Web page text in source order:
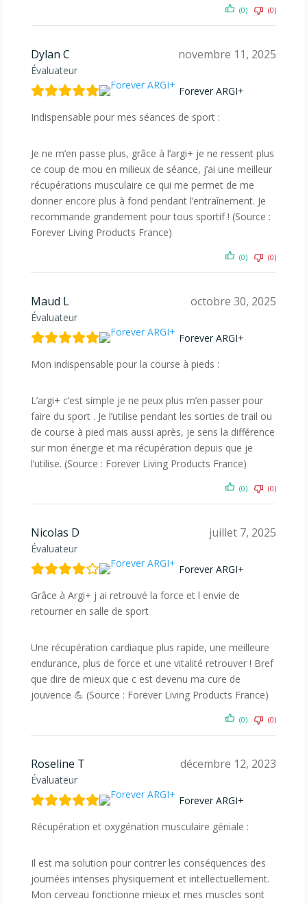
(0) (0)
Dylan C
Évaluateur
novembre 11, 2025
Forever ARGI+
Indispensable pour mes séances de sport :
Je ne m’en passe plus, grâce à l’argi+ je ne ressent plus
ce coup de mou en milieux de séance, j’ai une meilleur
récupérations musculaire ce qui me permet de me
donner encore plus à fond pendant l’entraînement. Je
recommande grandement pour tous sportif ! (Source :
Forever Living Products France)
(0) (0)
Maud L
Évaluateur
octobre 30, 2025
Forever ARGI+
Mon indispensable pour la course à pieds :
L’argi+ c’est simple je ne peux plus m’en passer pour
faire du sport . Je l’utilise pendant les sorties de trail ou
de course à pied mais aussi après, je sens la différence
sur mon énergie et ma récupération depuis que je
l’utilise. (Source : Forever Living Products France)
(0) (0)
Nicolas D
Évaluateur
juillet 7, 2025
Forever ARGI+
Grâce à Argi+ j ai retrouvé la force et l envie de
retourner en salle de sport
Une récupération cardiaque plus rapide, une meilleure
endurance, plus de force et une vitalité retrouver ! Bref
que dire de mieux que c est devenu ma cure de
jouvence 💪 (Source : Forever Living Products France)
(0) (0)
Roseline T
Évaluateur
décembre 12, 2023
Forever ARGI+
Récupération et oxygénation musculaire géniale :
Il est ma solution pour contrer les conséquences des
journées intenses physiquement et intellectuellement.
Mon cerveau fonctionne mieux et mes muscles sont